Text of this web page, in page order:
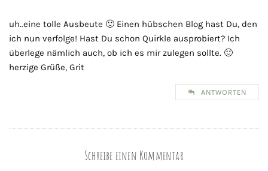
uh..eine tolle Ausbeute 🙂 Einen hübschen Blog hast Du, den
ich nun verfolge! Hast Du schon Quirkle ausprobiert? Ich
überlege nämlich auch, ob ich es mir zulegen sollte. 🙂
herzige Grüße, Grit
ANTWORTEN
Schreibe einen Kommentar